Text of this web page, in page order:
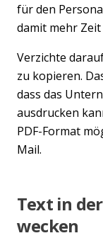
für den
damit mehr
Verzichte
zu kopieren.
dass das
ausdrucken
PDF-Format
Mail.
Text in
wecken